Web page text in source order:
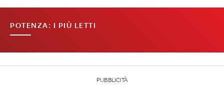
POTENZA: I PIÙ LETTI
PUBBLICITÀ